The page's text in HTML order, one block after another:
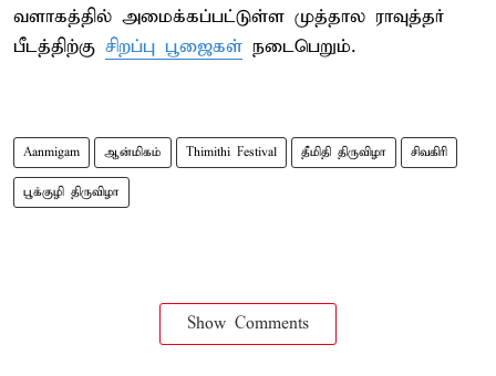
வளாகத்தில் அமைக்கப்பட்டுள்ள முத்தால ராவுத்தர்
பீடத்திற்கு சிறப்பு பூஜைகள் நடைபெறும்.
Aanmigam ஆன்மிகம் Thimithi Festival தீமிதி திருவிழா சிவகிரி
பூக்குழி திருவிழா
Show Comments